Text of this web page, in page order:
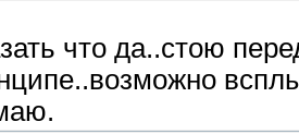
что да..стою